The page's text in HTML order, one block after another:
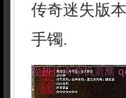
传奇迷失版
手镯.